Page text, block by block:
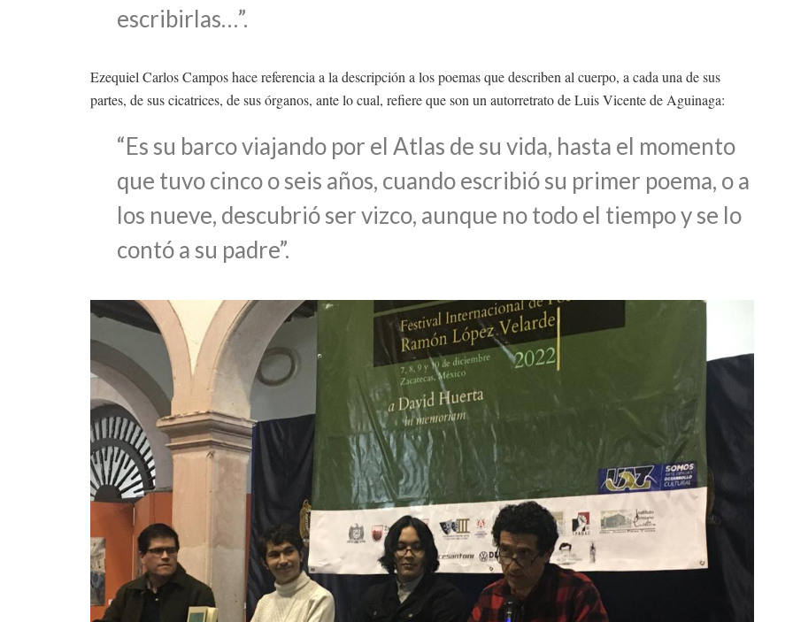
escribirlas…”.
Ezequiel Carlos Campos hace referencia a la descripción a los poemas que describen al cuerpo, a cada una de sus
partes, de sus cicatrices, de sus órganos, ante lo cual, refiere que son un autorretrato de Luis Vicente de Aguinaga:
“Es su barco viajando por el Atlas de su vida, hasta el momento
que tuvo cinco o seis años, cuando escribió su primer poema, o a
los nueve, descubrió ser vizco, aunque no todo el tiempo y se lo
contó a su padre”.